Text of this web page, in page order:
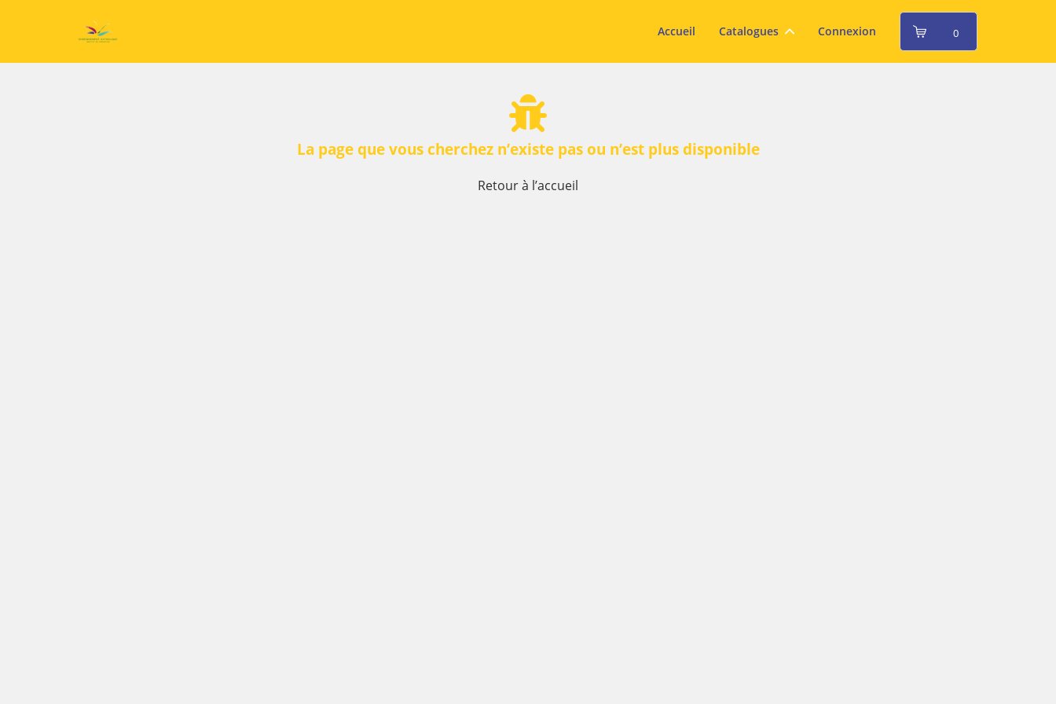
Accueil Catalogues Connexion 0
La page que vous cherchez n’existe pas ou n’est plus disponible
Retour à l’accueil